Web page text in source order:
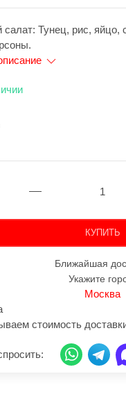
Тунец, рис, яйцо,
КУПИТЬ
Ближайшая
Укажите
Москва
стоимость